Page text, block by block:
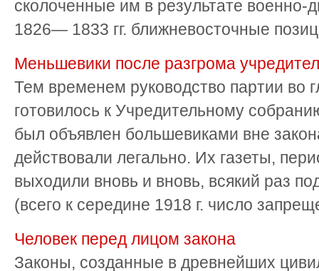
сколоченные им в результате военно-
1826— 1833 гг. ближневосточные
Меньшевики после разгрома
Тем временем руководство партии во
готовилось к Учредительному
был объявлен большевиками вне
действовали легально. Их газеты,
выходили вновь и вновь, всякий раз
(всего к середине 1918 г. число
Человек перед лицом закона
Законы, созданные в древнейших